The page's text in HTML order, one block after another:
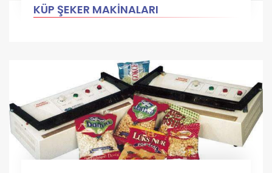
KÜP ŞEKER MAKİNALARI